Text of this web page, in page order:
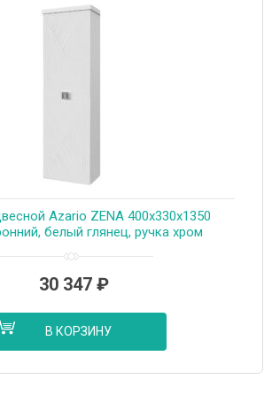
Azario ZENA 400х330х1350
белый глянец, ручка хром
30 347 ₽
В КОРЗИНУ